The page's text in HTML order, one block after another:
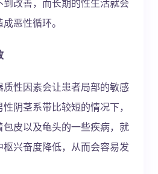
恶性循环。
性因素会让患者局部的敏感
阴茎系带比较短的情况下，
皮以及龟头的一些疾病，就
兴奋度降低，从而会容易发